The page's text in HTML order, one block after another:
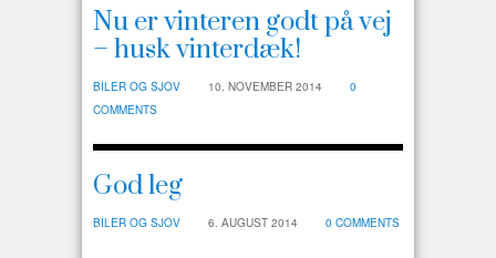
Nu er vinteren godt på vej
– husk vinterdæk!
BILER OG SJOV 10. NOVEMBER 2014
0
COMMENTS
God leg
BILER OG SJOV 6. AUGUST 2014 0 COMMENTS